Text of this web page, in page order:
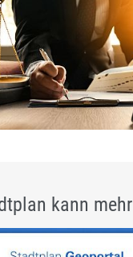
kann mehr